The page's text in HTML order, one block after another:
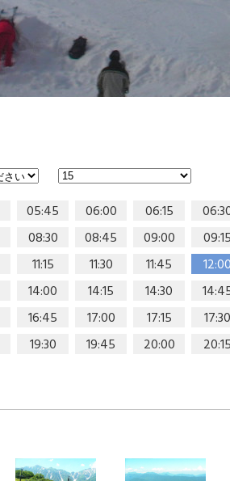
05:45 06:00 06:15
08:30 08:45 09:00 09:15
11:15 11:30 11:45 12:00
14:00 14:15 14:30
16:45 17:00 17:15 17:30
19:30 19:45 20:00 20:15